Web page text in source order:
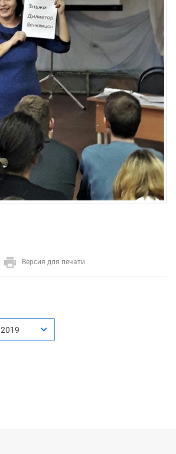
Версия для печати
2019